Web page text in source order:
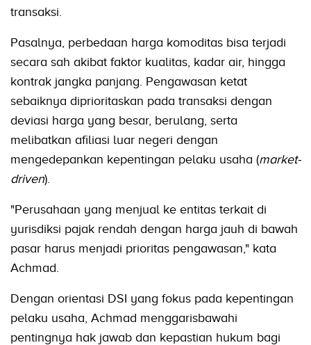
transaksi.
Pasalnya, perbedaan harga komoditas bisa terjadi
secara sah akibat faktor kualitas, kadar air, hingga
kontrak jangka panjang. Pengawasan ketat
sebaiknya diprioritaskan pada transaksi dengan
deviasi harga yang besar, berulang, serta
melibatkan afiliasi luar negeri dengan
mengedepankan kepentingan pelaku usaha (market-
driven).
"Perusahaan yang menjual ke entitas terkait di
yurisdiksi pajak rendah dengan harga jauh di bawah
pasar harus menjadi prioritas pengawasan," kata
Achmad.
Dengan orientasi DSI yang fokus pada kepentingan
pelaku usaha, Achmad menggarisbawahi
pentingnya hak jawab dan kepastian hukum bagi